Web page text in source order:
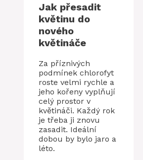
Jak přesadit
květinu do
nového
květináče
Za příznivých
podmínek chlorofyt
roste velmi rychle a
jeho kořeny vyplňují
celý prostor v
květináči. Každý rok
je třeba ji znovu
zasadit. Ideální
dobou by bylo jaro a
léto.